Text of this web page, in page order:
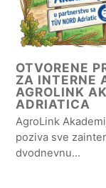
OTVORENE
ZA INTERNE
AGROLINK
ADRIATICA
AgroLink
poziva sve
dvodnevnu…